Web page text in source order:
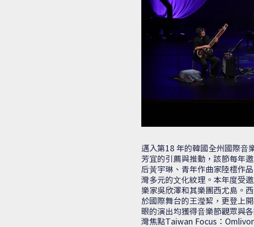
邁入第18 年的韓國全州國際
芳宜的引薦與推動，該節每年
后⿈宇琳、青年作曲家陸橒作
灣多元的⽂化紋理。本年度受
樂家吳欣澤和其樂團西尤島。
於國際舞台的王瀅絜，更登上
眼的演出均獲得⾳樂節觀眾與
灣焦點Taiwan Focus：